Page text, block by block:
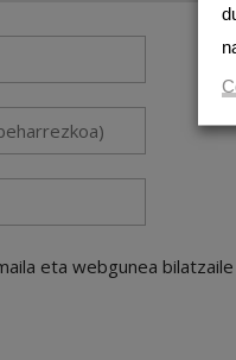
eta webgunea